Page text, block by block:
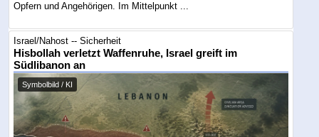
Opfern und Angehörigen. Im Mittelpunkt ...
Israel/Nahost -- Sicherheit
Hisbollah verletzt Waffenruhe, Israel greift im
Südlibanon an
Symbolbild / KI